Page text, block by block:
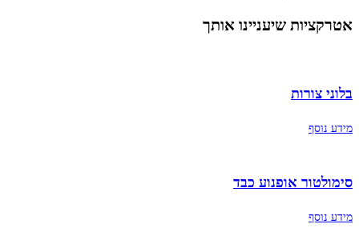
אטרקציות שיעניינו אותך
בלוני צורות
מידע נוסף
סימולטור אופנוע כבד
מידע נוסף